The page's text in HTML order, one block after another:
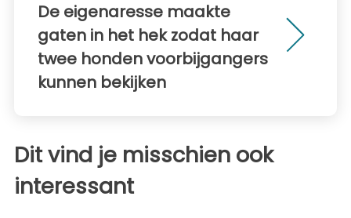
De eigenaresse maakte
gaten in het hek zodat haar
twee honden voorbijgangers
kunnen bekijken
Dit vind je misschien ook
interessant